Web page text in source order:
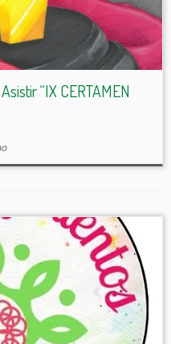
“IX CERTAMEN